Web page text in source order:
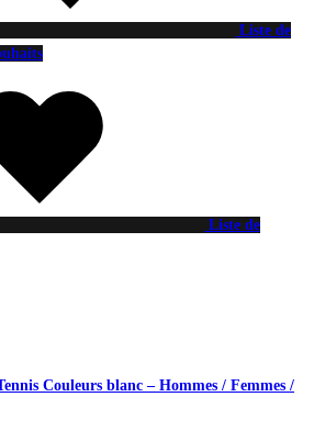
Liste de
Liste de
Couleurs blanc – Hommes / Femmes /